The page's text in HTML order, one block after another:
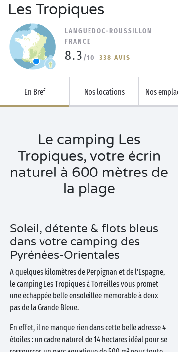
Les Tropiques
LANGUEDOC-ROUSSILLON
FRANCE
8.3 /10 338 AVIS
En Bref Nos locations Nos
Le camping Les
Tropiques, votre écrin
naturel à 600 mètres de
la plage
Soleil, détente & flots bleus
dans votre camping des
Pyrénées-Orientales
A quelques kilomètres de Perpignan et de l’Espagne,
le camping Les Tropiques à Torreilles vous promet
une échappée belle ensoleillée mémorable à deux
pas de la Grande Bleue.
En effet, il ne manque rien dans cette belle adresse 4
étoiles : un cadre naturel de 14 hectares idéal pour se